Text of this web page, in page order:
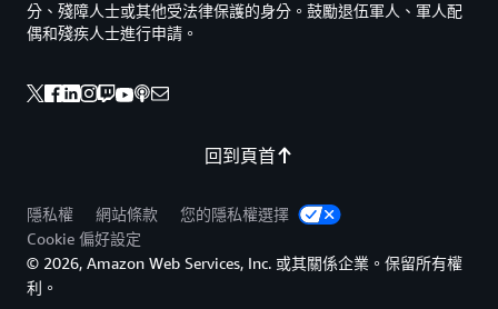
回到頁首
分、殘障人士或其他受法律保護的身分。鼓勵退伍軍人、軍人配
偶和殘疾人士進行申請。
隱私權 網站條款
您的隱私權選擇
Cookie 偏好設定
© 2026, Amazon Web Services, Inc. 或其關係企業。保留所有權
利。